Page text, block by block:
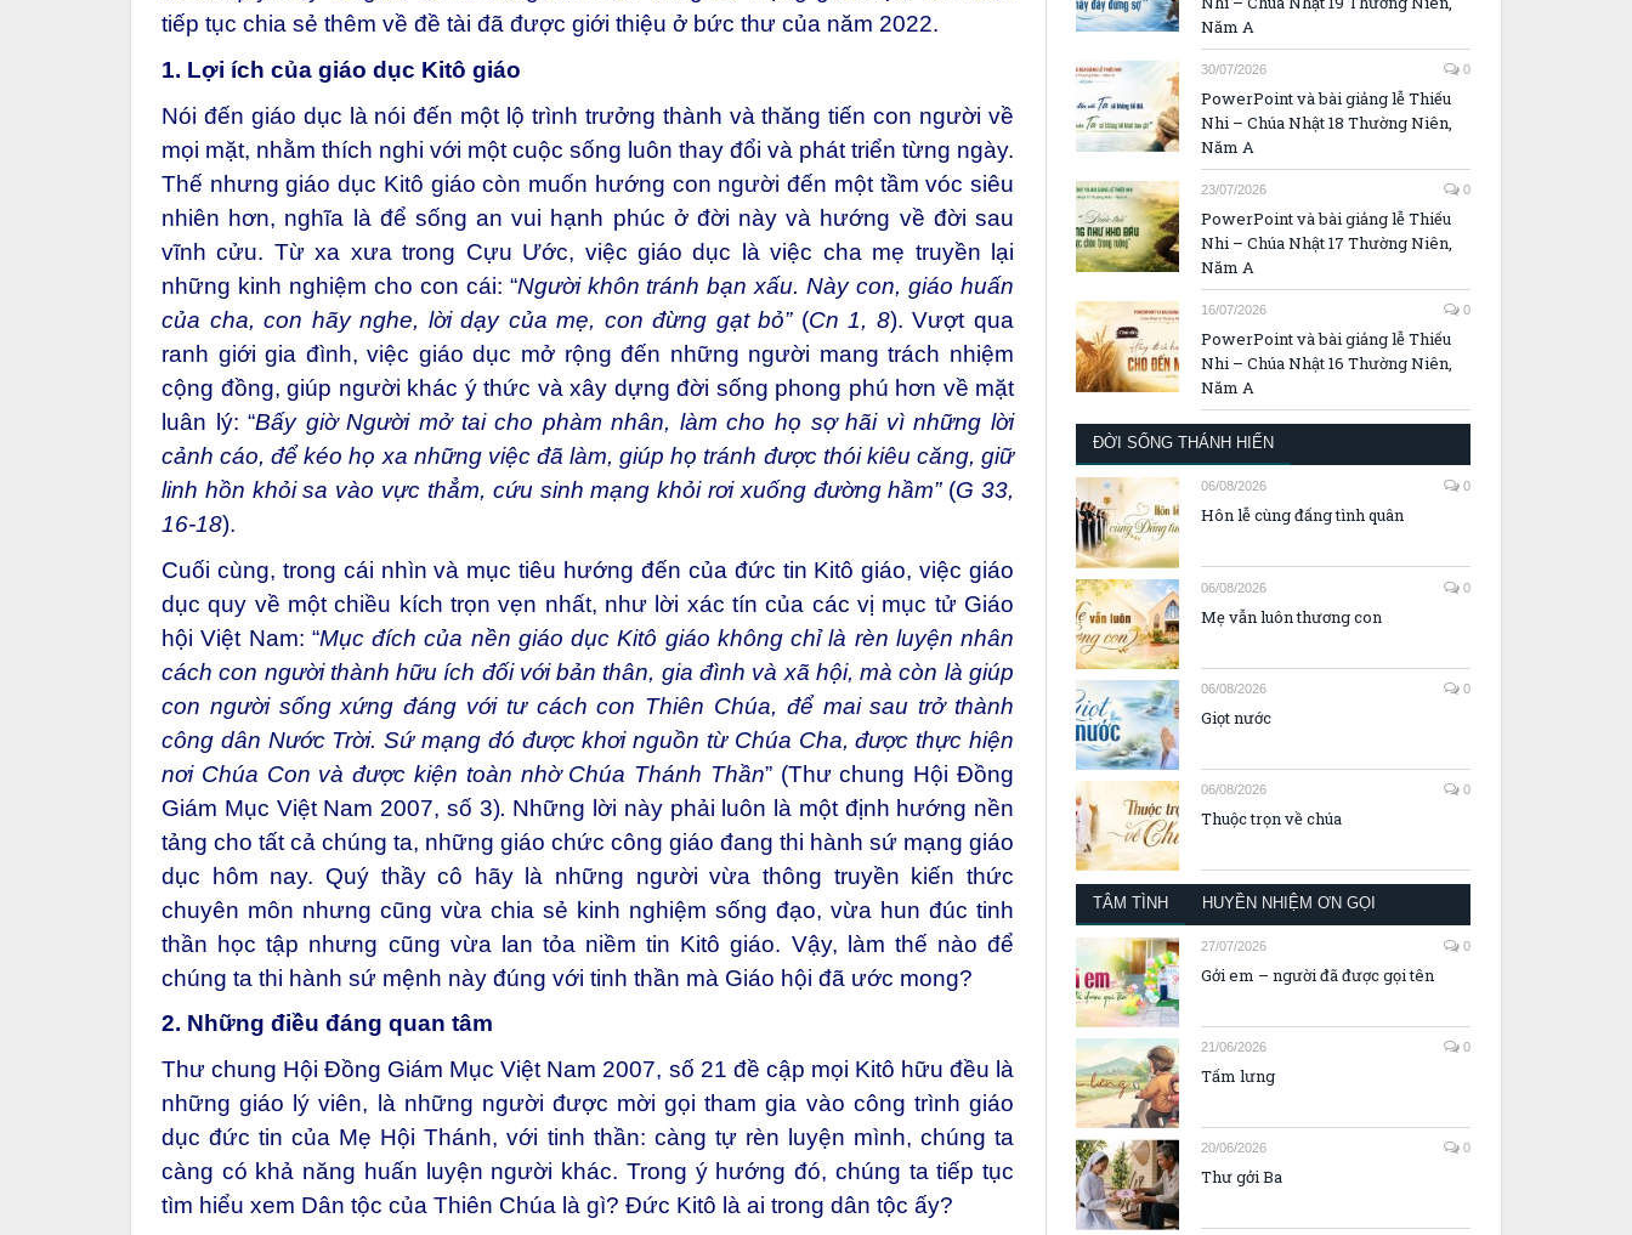
tiếp tục chia sẻ thêm về đề tài đã được giới thiệu ở bức thư của năm 2022.
1. Lợi ích của giáo dục Kitô giáo
Nói đến giáo dục là nói đến một lộ trình trưởng thành và thăng tiến con người về
mọi mặt, nhằm thích nghi với một cuộc sống luôn thay đổi và phát triển từng ngày.
Thế nhưng giáo dục Kitô giáo còn muốn hướng con người đến một tầm vóc siêu
nhiên hơn, nghĩa là để sống an vui hạnh phúc ở đời này và hướng về đời sau
vĩnh cửu. Từ xa xưa trong Cựu Ước, việc giáo dục là việc cha mẹ truyền lại
những kinh nghiệm cho con cái: “Người khôn tránh bạn xấu. Này con, giáo huấn
của cha, con hãy nghe, lời dạy của mẹ, con đừng gạt bỏ” (Cn 1, 8). Vượt qua
ranh giới gia đình, việc giáo dục mở rộng đến những người mang trách nhiệm
cộng đồng, giúp người khác ý thức và xây dựng đời sống phong phú hơn về mặt
luân lý: “Bấy giờ Người mở tai cho phàm nhân, làm cho họ sợ hãi vì những lời
cảnh cáo, để kéo họ xa những việc đã làm, giúp họ tránh được thói kiêu căng, giữ
linh hồn khỏi sa vào vực thẳm, cứu sinh mạng khỏi rơi xuống đường hầm” (G 33,
16-18).
Cuối cùng, trong cái nhìn và mục tiêu hướng đến của đức tin Kitô giáo, việc giáo
dục quy về một chiều kích trọn vẹn nhất, như lời xác tín của các vị mục tử Giáo
hội Việt Nam: “Mục đích của nền giáo dục Kitô giáo không chỉ là rèn luyện nhân
cách con người thành hữu ích đối với bản thân, gia đình và xã hội, mà còn là giúp
con người sống xứng đáng với tư cách con Thiên Chúa, để mai sau trở thành
công dân Nước Trời. Sứ mạng đó được khơi nguồn từ Chúa Cha, được thực hiện
nơi Chúa Con và được kiện toàn nhờ Chúa Thánh Thần” (Thư chung Hội Đồng
Giám Mục Việt Nam 2007, số 3). Những lời này phải luôn là một định hướng nền
tảng cho tất cả chúng ta, những giáo chức công giáo đang thi hành sứ mạng giáo
dục hôm nay. Quý thầy cô hãy là những người vừa thông truyền kiến thức
chuyên môn nhưng cũng vừa chia sẻ kinh nghiệm sống đạo, vừa hun đúc tinh
thần học tập nhưng cũng vừa lan tỏa niềm tin Kitô giáo. Vậy, làm thế nào để
chúng ta thi hành sứ mệnh này đúng với tinh thần mà Giáo hội đã ước mong?
2. Những điều đáng quan tâm
Thư chung Hội Đồng Giám Mục Việt Nam 2007, số 21 đề cập mọi Kitô hữu đều là
những giáo lý viên, là những người được mời gọi tham gia vào công trình giáo
dục đức tin của Mẹ Hội Thánh, với tinh thần: càng tự rèn luyện mình, chúng ta
càng có khả năng huấn luyện người khác. Trong ý hướng đó, chúng ta tiếp tục
tìm hiểu xem Dân tộc của Thiên Chúa là gì? Đức Kitô là ai trong dân tộc ấy?
Năm A
30/07/2026 0
PowerPoint và bài giảng lễ Thiếu
Nhi – Chúa Nhật 18 Thường Niên,
Năm A
23/07/2026 0
PowerPoint và bài giảng lễ Thiếu
Nhi – Chúa Nhật 17 Thường Niên,
Năm A
16/07/2026 0
PowerPoint và bài giảng lễ Thiếu
Nhi – Chúa Nhật 16 Thường Niên,
Năm A
ĐỜI SỐNG THÁNH HIẾN
06/08/2026 0
Hôn lễ cùng đấng tình quân
06/08/2026 0
Mẹ vẫn luôn thương con
06/08/2026 0
Giọt nước
06/08/2026 0
Thuộc trọn về chúa
TÂM TÌNH HUYỀN NHIỆM ƠN GỌI
27/07/2026 0
Gởi em – người đã được gọi tên
21/06/2026 0
Tấm lưng
20/06/2026 0
Thư gởi Ba